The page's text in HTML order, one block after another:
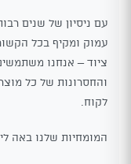
עם ניסיון של שנים
עמוק ומקיף בכל
ציוד – אנחנו
והחסרונות של כל
לקוח.
המומחיות שלנו באה